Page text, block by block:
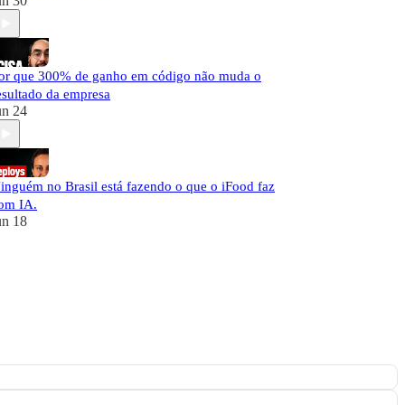
que 300% de ganho em código não muda o
da empresa
24
no Brasil está fazendo o que o iFood faz
IA.
18